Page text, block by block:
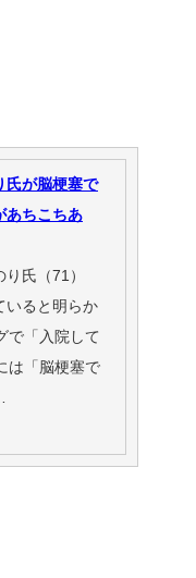
氏が脳梗塞で
ちこちあ
氏（71）
いると明らか
で「入院して
は「脳梗塞で